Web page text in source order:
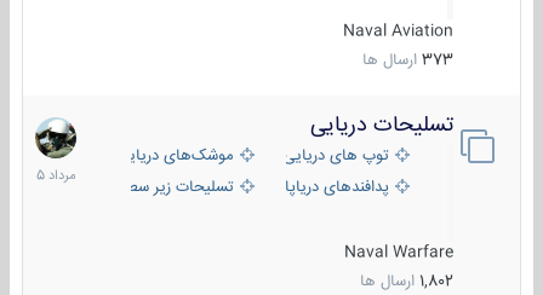
Naval Aviation
373 ارسال ها
تسلیحات دریایی
توپ های دریایی
موشک‌های دریایی
پدافندهای دریاپایه
تسلیحات زیر سطحی
Naval Warfare
1,802 ارسال ها
2
مرداد
1405